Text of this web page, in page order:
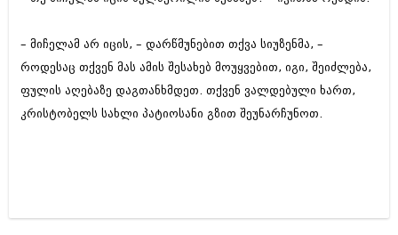
– მიჩელამ არ იცის, – დარწმუნებით თქვა სიუზენმა, –
როდესაც თქვენ მას ამის შესახებ მოუყვებით, იგი, შეიძლება,
ფულის აღებაზე დაგთანხმდეთ. თქვენ ვალდებული ხართ,
კრისტობელს სახლი პატიოსანი გზით შეუნარჩუნოთ.